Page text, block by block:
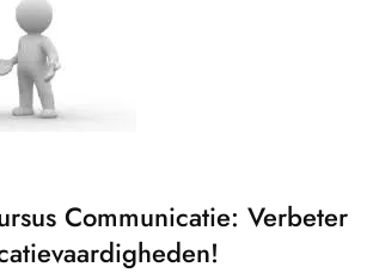
Communicatie: Verbeter